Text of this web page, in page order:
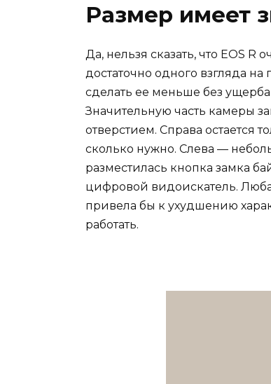
Размер имеет
Да, нельзя сказать, что EOS
достаточно одного взгляда
сделать ее меньше без
Значительную часть камеры
отверстием. Справа остается
сколько нужно. Слева —
разместилась кнопка замка
цифровой видоискатель.
привела бы к ухудшению
работать.